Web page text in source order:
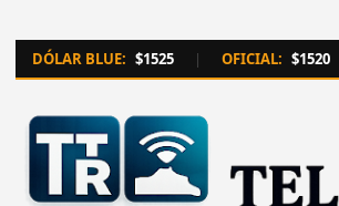
DÓLAR BLUE: $1525 | OFICIAL: $1520